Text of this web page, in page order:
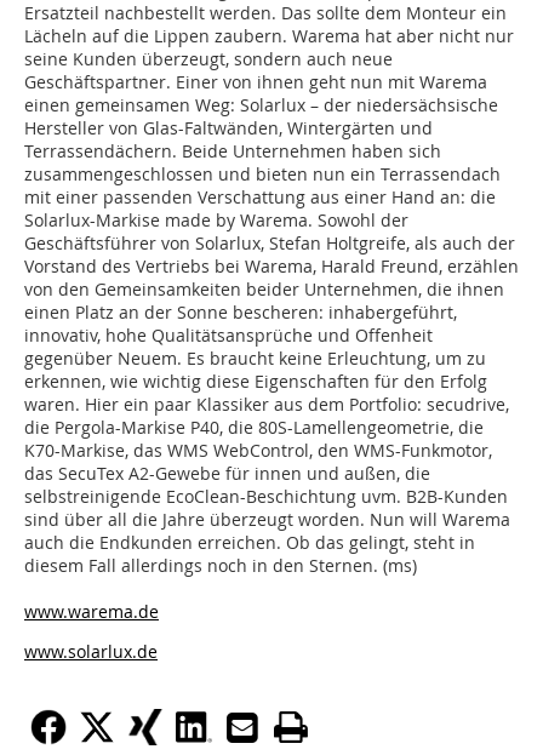
Ersatzteil nachbestellt werden. Das sollte dem Monteur ein
Lächeln auf die Lippen zaubern. Warema hat aber nicht nur
seine Kunden überzeugt, sondern auch neue
Geschäftspartner. Einer von ihnen geht nun mit Warema
einen gemeinsamen Weg: Solarlux – der niedersächsische
Hersteller von Glas-Faltwänden, Wintergärten und
Terrassendächern. Beide Unternehmen haben sich
zusammengeschlossen und bieten nun ein Terrassendach
mit einer passenden Verschattung aus einer Hand an: die
Solarlux-Markise made by Warema. Sowohl der
Geschäftsführer von Solarlux, Stefan Holtgreife, als auch der
Vorstand des Vertriebs bei Warema, Harald Freund, erzählen
von den Gemeinsamkeiten beider Unternehmen, die ihnen
einen Platz an der Sonne bescheren: inhabergeführt,
innovativ, hohe Qualitätsansprüche und Offenheit
gegenüber Neuem. Es braucht keine Erleuchtung, um zu
erkennen, wie wichtig diese Eigenschaften für den Erfolg
waren. Hier ein paar Klassiker aus dem Portfolio: secudrive,
die Pergola-Markise P40, die 80S-Lamellengeometrie, die
K70-Markise, das WMS WebControl, den WMS-Funkmotor,
das SecuTex A2-Gewebe für innen und außen, die
selbstreinigende EcoClean-Beschichtung uvm. B2B-Kunden
sind über all die Jahre überzeugt worden. Nun will Warema
auch die Endkunden erreichen. Ob das gelingt, steht in
diesem Fall allerdings noch in den Sternen. (ms)
www.warema.de
www.solarlux.de